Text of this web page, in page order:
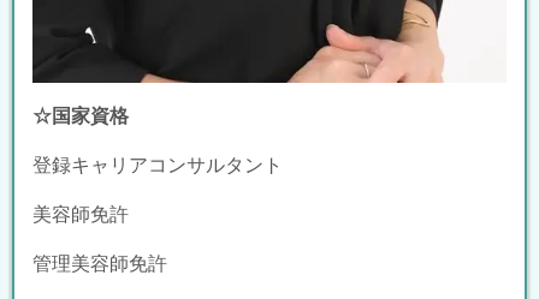
☆国家資格
登録キャリアコンサルタント
美容師免許
管理美容師免許